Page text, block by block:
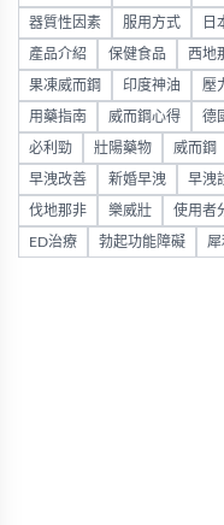
器質性因素 服用方式 日
產品介紹 保健食品 西地
果凍威而鋼 印度神油 壓
用藥指南 威而鋼心得 德
必利勁 壯陽藥物 威而鋼
早洩改善 新婚早洩 早洩
伐地那非 樂威壯 使用者
ED治療 勃起功能障礙